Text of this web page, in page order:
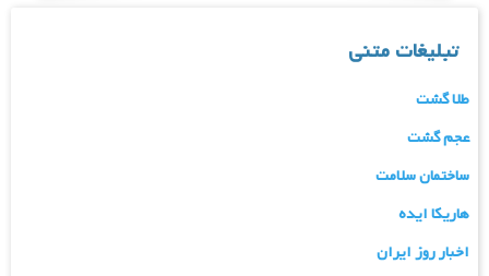
تبلیغات متنی
طلا گشت
عجم گشت
ساختمان سلامت
هاریکا ایده
اخبار روز ایران